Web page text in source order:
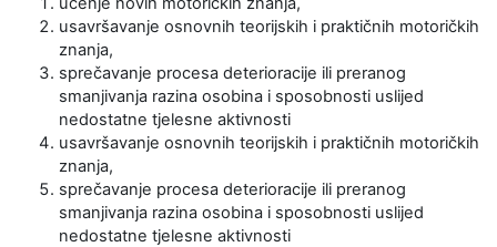
usavršavanje osnovnih teorijskih i praktičnih motoričkih
znanja,
sprečavanje procesa deterioracije ili preranog
smanjivanja razina osobina i sposobnosti uslijed
nedostatne tjelesne aktivnosti
usavršavanje osnovnih teorijskih i praktičnih motoričkih
znanja,
sprečavanje procesa deterioracije ili preranog
smanjivanja razina osobina i sposobnosti uslijed
nedostatne tjelesne aktivnosti